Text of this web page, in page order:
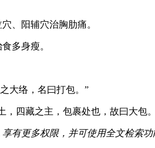
、阳辅穴治胸肋痛。
多身瘦。
大络，名曰打包。”
，四藏之主，包裹处也，故曰大包
享有更多权限，并可使用全文检索功